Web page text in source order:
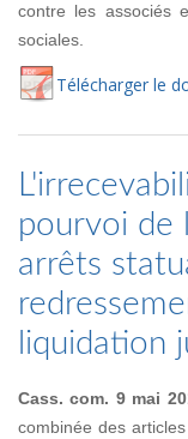
contre les associés
sociales.
Télécharger le
pourvoi de
arrêts
liquidation
Cass. com. 9 mai
combinée des